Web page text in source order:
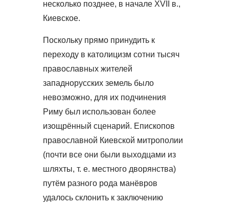
несколько позднее, в начале XVII в.,
Киевское.
Поскольку прямо принудить к
переходу в католицизм сотни тысяч
православных жителей
западнорусских земель было
невозможно, для их подчинения
Риму был использован более
изощрённый сценарий. Епископов
православной Киевской митрополии
(почти все они были выходцами из
шляхты, т. е. местного дворянства)
путём разного рода манёвров
удалось склонить к заключению